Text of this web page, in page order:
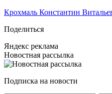
Крохмаль Константин
Поделиться
Яндекс реклама
Новостная рассылка
Подписка на новости